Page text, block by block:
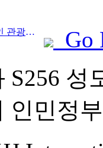
Prev:광둥성은 대만구를 세계적인 관광지로 만들기 위한 서비스 산업 역량 확충 계획을 발표했습니다.
Go
S256 성
인민정부